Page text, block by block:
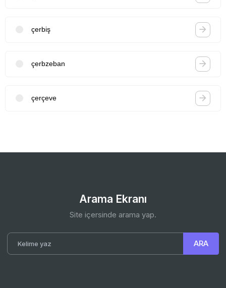
çerbiş
çerbzeban
çerçeve
Arama Ekranı
Site içersinde arama yap.